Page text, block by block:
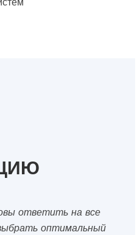
ответить на все
оптимальный